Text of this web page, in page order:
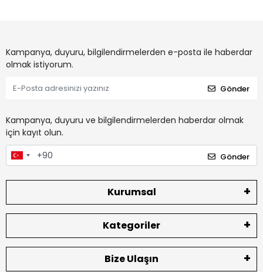
Kampanya, duyuru, bilgilendirmelerden e-posta ile haberdar
olmak istiyorum.
Gönder
Kampanya, duyuru ve bilgilendirmelerden haberdar olmak
için kayıt olun.
Gönder
Kurumsal
Kategoriler
Bize Ulaşın